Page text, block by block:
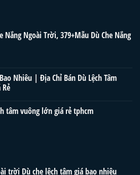
Nắng Ngoài Trời, 379+Mẫu Dù Che Nắng
Nhiêu | Địa Chỉ Bán Dù Lệch Tâm
tâm vuông lớn giá rẻ tphcm
trời Dù che lệch tâm giá bao nhiêu